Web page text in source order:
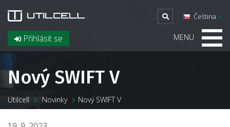
Přihlásit se
Čeština
MENU
Nový SWIFT V
Utilcell Novinky Nový SWIFT V